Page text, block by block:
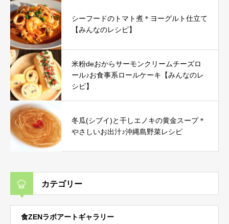
シーフードのトマト煮＊ヨーグルト仕立て
【みんなのレシピ】
米粉deおからサーモンクリームチーズロ
ール♪お食事系ロールケーキ【みんなのレ
シピ】
冬瓜(シブイ)と干しエノキの黄金スープ＊
やさしいお出汁♪沖縄島野菜レシピ
カテゴリー
食ZENラボアートギャラリー